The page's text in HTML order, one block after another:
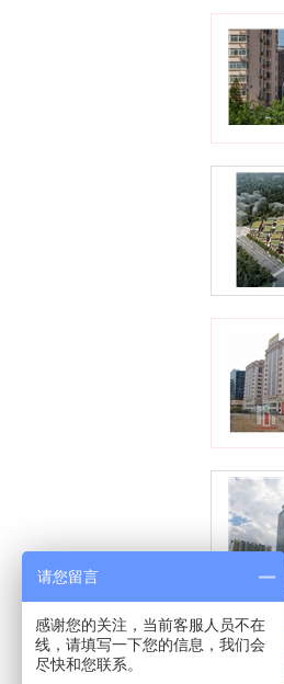
请您留言
感谢您的关注，当前客服人员不在
线，请填写一下您的信息，我们会
尽快和您联系。